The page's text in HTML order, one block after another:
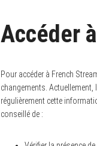
Accéder
Pour accéder à French
changements. Actuellement,
régulièrement cette
conseillé de :